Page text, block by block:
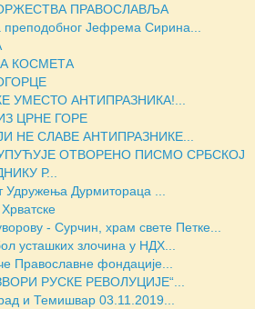
ПРАВОСЛАВЉА
преподобног Јефрема Сирина...
КОСМЕТА
УМЕСТО АНТИПРАЗНИКА!...
ЦРНЕ ГОРЕ
НЕ СЛАВЕ АНТИПРАЗНИКЕ...
ОТВОРЕНО ПИСМО СРБСКОЈ
Р...
Удружења Дурмитораца ...
- Сурчин, храм свете Петке...
усташких злочина у НДХ...
Православне фондације...
РУСКЕ РЕВОЛУЦИJЕ“...
и Темишвар 03.11.2019...